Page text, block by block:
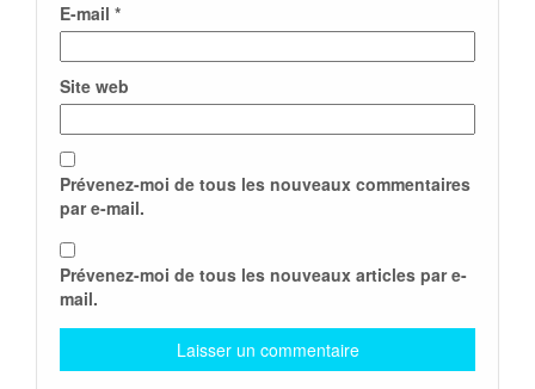
E-mail *
Site web
Prévenez-moi de tous les nouveaux commentaires
par e-mail.
Prévenez-moi de tous les nouveaux articles par e-
mail.